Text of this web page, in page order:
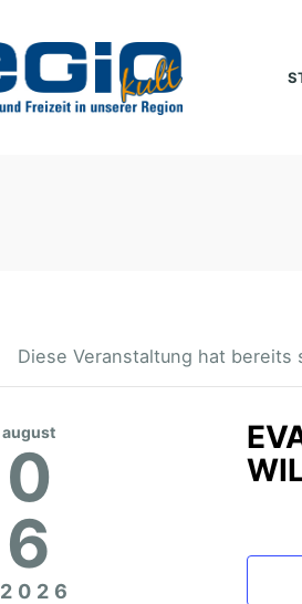
Diese Veranstaltung hat bereits
august
0
6
2026